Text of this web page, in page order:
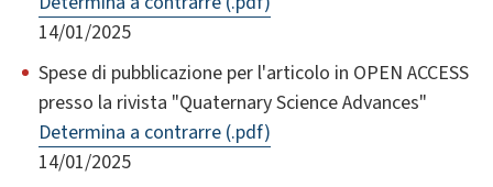
14/01/2025
Spese di pubblicazione per l'articolo in OPEN ACCESS
presso la rivista "Quaternary Science Advances"
Determina a contrarre (.pdf)
14/01/2025